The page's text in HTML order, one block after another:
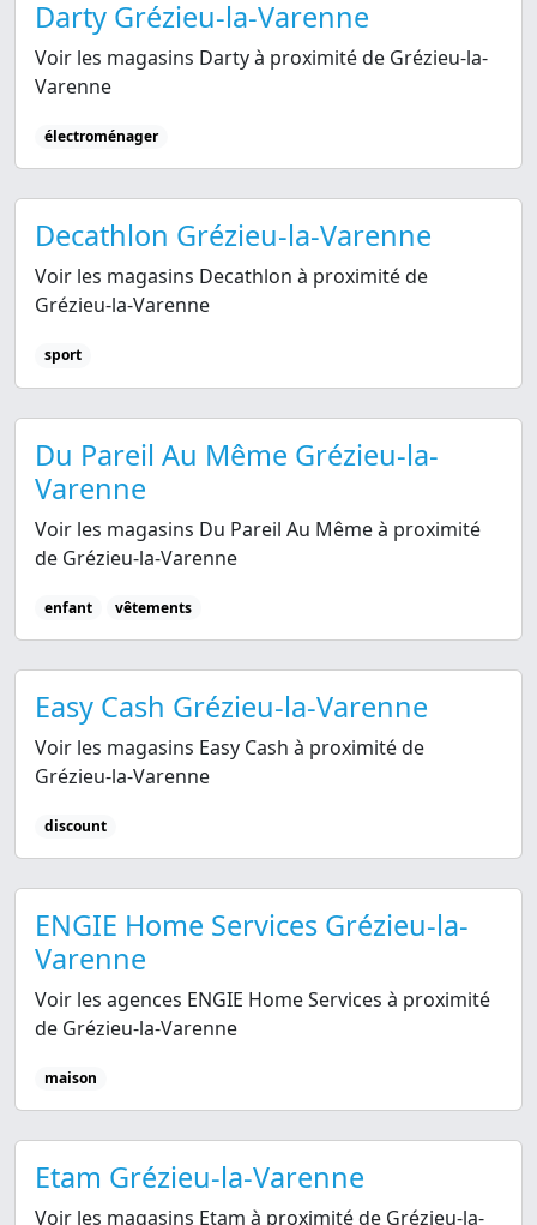
Darty Grézieu-la-Varenne
Voir les magasins Darty à proximité de Grézieu-la-
Varenne
électroménager
Decathlon Grézieu-la-Varenne
Voir les magasins Decathlon à proximité de
Grézieu-la-Varenne
sport
Du Pareil Au Même Grézieu-la-
Varenne
Voir les magasins Du Pareil Au Même à proximité
de Grézieu-la-Varenne
enfant vêtements
Easy Cash Grézieu-la-Varenne
Voir les magasins Easy Cash à proximité de
Grézieu-la-Varenne
discount
ENGIE Home Services Grézieu-la-
Varenne
Voir les agences ENGIE Home Services à proximité
de Grézieu-la-Varenne
maison
Etam Grézieu-la-Varenne
Voir les magasins Etam à proximité de Grézieu-la-